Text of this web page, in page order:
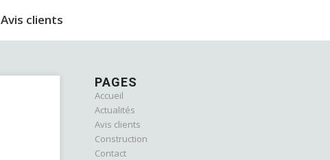
Avis clients
PAGES
Accueil
Actualités
Avis clients
Construction
Contact